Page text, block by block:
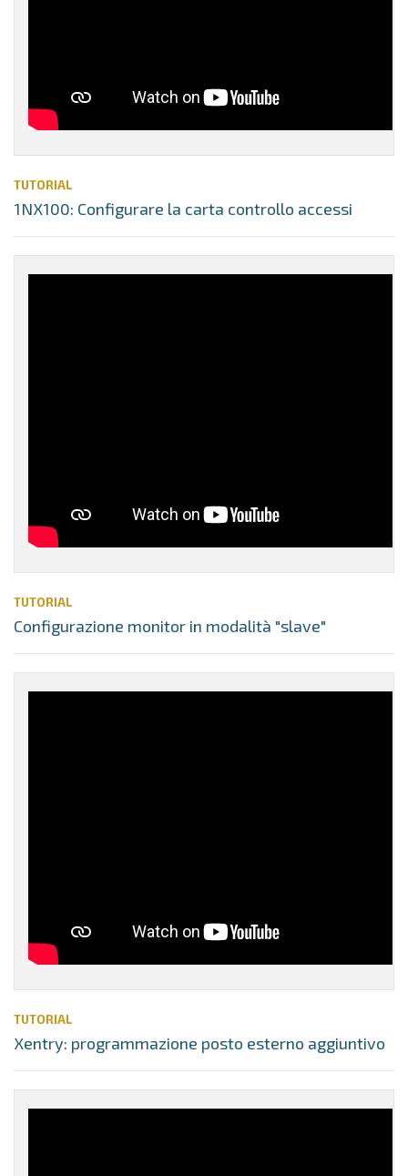
TUTORIAL
1NX100: Configurare la carta controllo accessi
TUTORIAL
Configurazione monitor in modalità "slave"
TUTORIAL
Xentry: programmazione posto esterno aggiuntivo